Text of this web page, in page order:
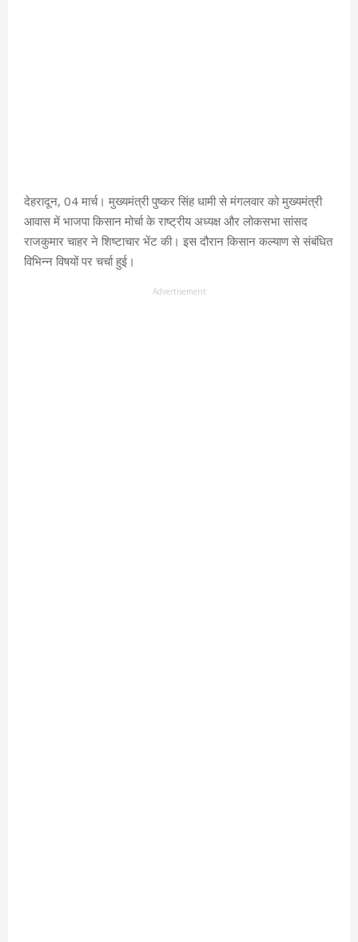
देहरादून, 04 मार्च। मुख्यमंत्री पुष्कर सिंह धामी से मंगलवार को मुख्यमंत्री
आवास में भाजपा किसान मोर्चा के राष्ट्रीय अध्यक्ष और लोकसभा सांसद
राजकुमार चाहर ने शिष्टाचार भेंट की। इस दौरान किसान कल्याण से संबंधित
विभिन्न विषयों पर चर्चा हुई।
Advertisement